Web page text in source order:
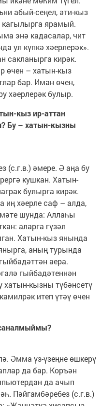
абый-сеңел, әти-кыз
кагылырга ярамый.
энә кадасалар, чит
ул күпкә хәерлерәк».
сакланырга кирәк.
өчен – хатын-кыз
бар. Иман өчен,
хәерлерәк булыр.
кыз ир-аттан
Бу – хатын-кызны
(с.г.в.) әмере. Ә аңа бу
кушкан. Хатын-
булырга кирәк.
иң хәерле саф – алда,
шунда: Аллаһы
аларга гүзәл
Хатын-кыз янында
аның турында
аера.
гыйбадәтеннән
хатын-кызны түбәнсетү
итеп үтәү өчен
Әмма үз-үзеңне өшкерү
да бар. Коръән
да ачып
Пәйгамбәребез (с.г.в.)